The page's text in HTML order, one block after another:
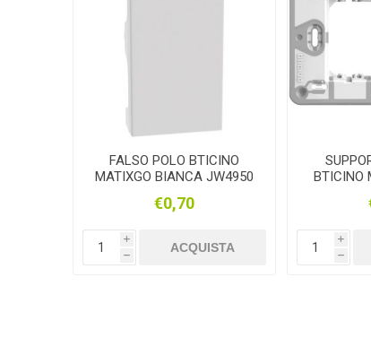
FALSO POLO BTICINO
MATIXGO BIANCA JW4950
€0,70
i
h
ACQUISTA
BTICINO
i
h